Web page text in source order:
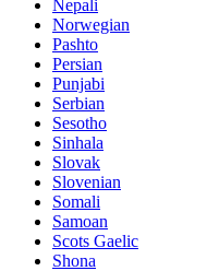
Nepali
Norwegian
Pashto
Persian
Punjabi
Serbian
Sesotho
Sinhala
Slovak
Slovenian
Somali
Samoan
Scots Gaelic
Shona